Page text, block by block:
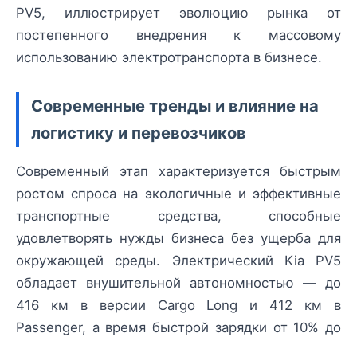
PV5, иллюстрирует эволюцию рынка от
постепенного внедрения к массовому
использованию электротранспорта в бизнесе.
Современные тренды и влияние на
логистику и перевозчиков
Современный этап характеризуется быстрым
ростом спроса на экологичные и эффективные
транспортные средства, способные
удовлетворять нужды бизнеса без ущерба для
окружающей среды. Электрический Kia PV5
обладает внушительной автономностью — до
416 км в версии Cargo Long и 412 км в
Passenger, а время быстрой зарядки от 10% до